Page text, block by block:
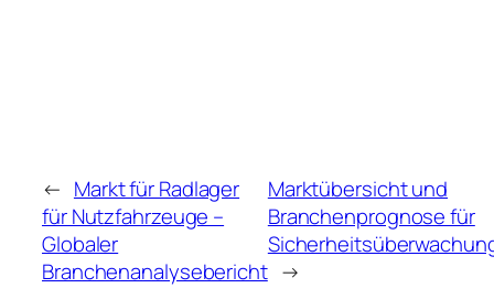
← Markt für Radlager
für Nutzfahrzeuge –
Globaler
Branchenanalysebericht
Marktübersicht und
Branchenprognose für
→